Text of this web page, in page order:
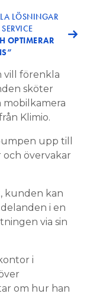
LÖSNINGAR
OPTIMERAR
vill förenkla
sköter
mobilkamera
Klimio.
upp till
och övervakar
kunden kan
i en
via sin
i
om hur han